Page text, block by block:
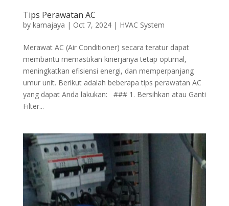
Tips Perawatan AC
by kamajaya | Oct 7, 2024| HVAC System
Merawat AC (Air Conditioner) secara teratur dapat
membantu memastikan kinerjanya tetap optimal,
meningkatkan efisiensi energi, dan memperpanjang
umur unit. Berikut adalah beberapa tips perawatan AC
yang dapat Anda lakukan: ### 1. Bersihkan atau Ganti
Filter...